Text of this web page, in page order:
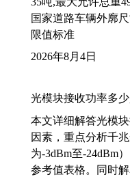
国家道路车辆外廓
限值标准
2026年8月4日
光模块接收功率多
本文详细解答光模
因素，重点分析千
为-3dBm至-24dBm
参考值表格。同时